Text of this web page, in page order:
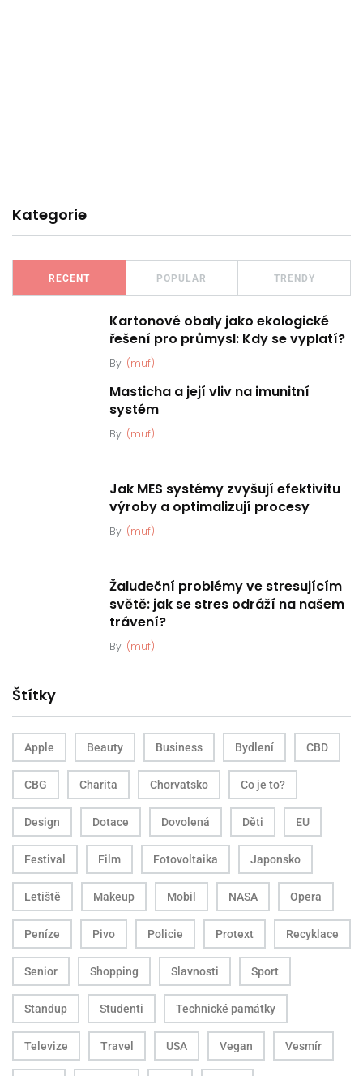
Kategorie
RECENT POPULAR TRENDY
Kartonové obaly jako ekologické
řešení pro průmysl: Kdy se vyplatí?
By (muf)
Masticha a její vliv na imunitní
systém
By (muf)
Jak MES systémy zvyšují efektivitu
výroby a optimalizují procesy
By (muf)
Žaludeční problémy ve stresujícím
světě: jak se stres odráží na našem
trávení?
By (muf)
Štítky
Apple Beauty Business Bydlení CBD
CBG Charita Chorvatsko Co je to?
Design Dotace Dovolená Děti EU
Festival Film Fotovoltaika Japonsko
Letiště Makeup Mobil NASA Opera
Peníze Pivo Policie Protext Recyklace
Senior Shopping Slavnosti Sport
Standup Studenti Technické památky
Televize Travel USA Vegan Vesmír